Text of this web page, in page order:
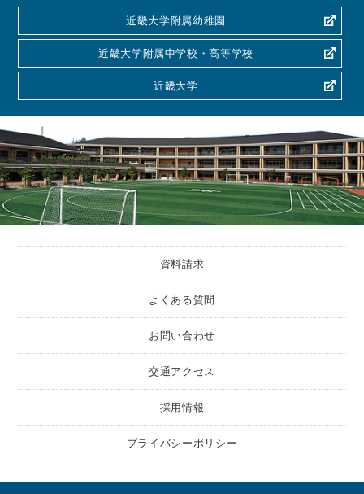
近畿大学附属幼稚園
近畿大学附属中学校・高等学校
近畿大学
資料請求
よくある質問
お問い合わせ
交通アクセス
採用情報
プライバシーポリシー